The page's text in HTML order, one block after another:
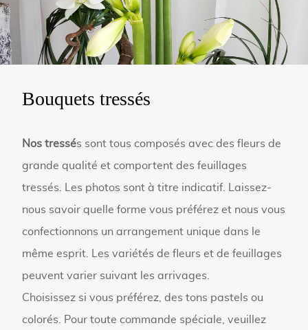
Bouquets tressés
Nos tressés sont tous composés avec des fleurs de
grande qualité et comportent des feuillages
tressés. Les photos sont à titre indicatif. Laissez-
nous savoir quelle forme vous préférez et nous vous
confectionnons un arrangement unique dans le
même esprit. Les variétés de fleurs et de feuillages
peuvent varier suivant les arrivages.
Choisissez si vous préférez, des tons pastels ou
colorés. Pour toute commande spéciale, veuillez